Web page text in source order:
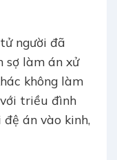
người đã
sợ làm án xử
không làm
triều đình
án vào kinh,